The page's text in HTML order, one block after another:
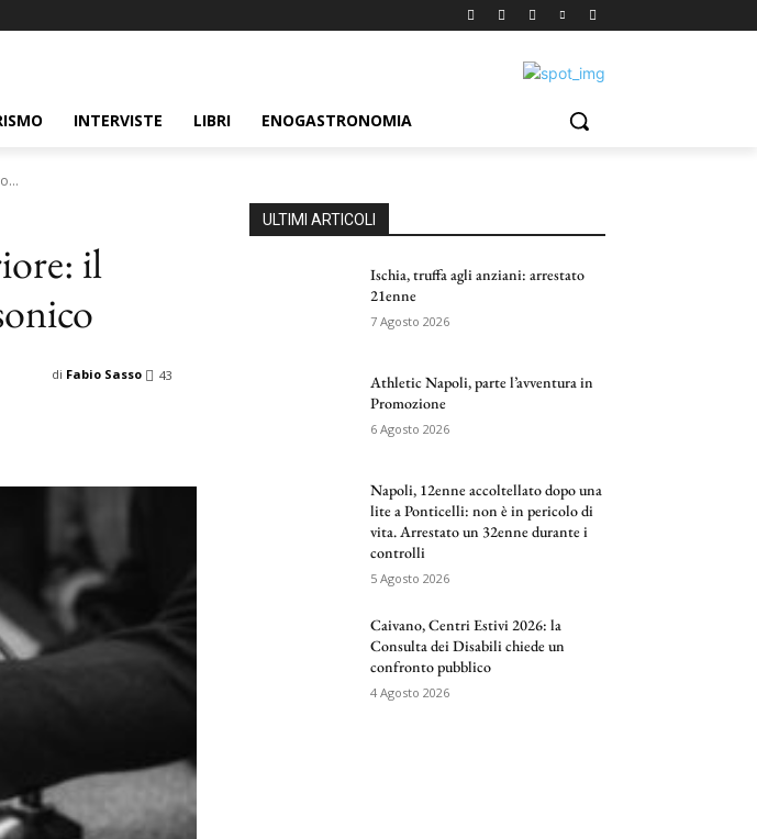
INTERVISTE LIBRI ENOGASTRONOMIA
il
43
di Fabio Sasso
ULTIMI ARTICOLI
Ischia, truffa agli anziani: arrestato
21enne
7 Agosto 2026
Athletic Napoli, parte l’avventura in
Promozione
6 Agosto 2026
Napoli, 12enne accoltellato dopo una
lite a Ponticelli: non è in pericolo di
vita. Arrestato un 32enne durante i
controlli
5 Agosto 2026
Caivano, Centri Estivi 2026: la
Consulta dei Disabili chiede un
confronto pubblico
4 Agosto 2026